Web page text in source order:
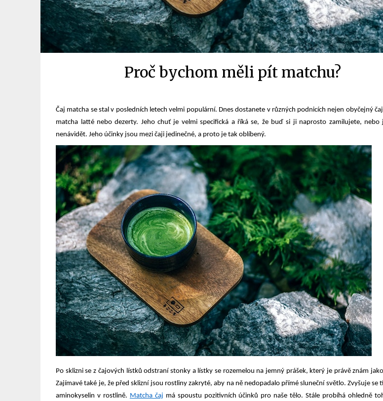
Proč bychom měli pít matchu?
Čaj matcha se stal v posledních letech velmi populární. Dnes dostanete v různých podnicích nejen obyčejný
matcha latté nebo dezerty. Jeho chuť je velmi specifická a říká se, že buď si ji naprosto zamilujete, nebo
nenávidět.Jeho účinky jsou mezi čaji jedinečné, a proto je tak oblíbený.
Po sklizni se z čajových lístků odstraní stonky a lístky se rozemelou na jemný prášek, který je právě znám
Zajímavé také je, že před sklizní jsou rostliny zakryté, aby na ně nedopadalo přímé sluneční světlo. Zvyšuje se
aminokyselin v rostlině. Matcha čaj má spoustu pozitivních účinků pro naše tělo. Stále probíhá ohledně